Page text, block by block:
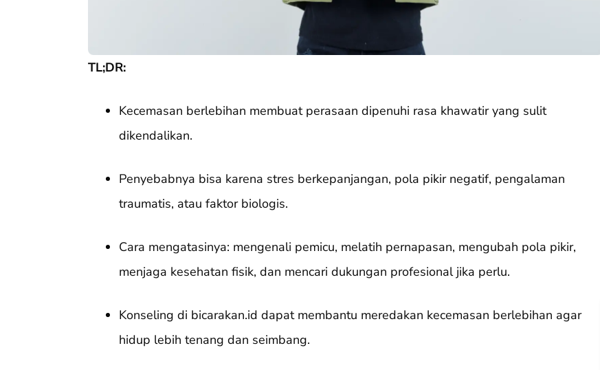
TL;DR:
Kecemasan berlebihan membuat perasaan dipenuhi rasa khawatir yang sulit
dikendalikan.
Penyebabnya bisa karena stres berkepanjangan, pola pikir negatif, pengalaman
traumatis, atau faktor biologis.
Cara mengatasinya: mengenali pemicu, melatih pernapasan, mengubah pola pikir,
menjaga kesehatan fisik, dan mencari dukungan profesional jika perlu.
Konseling di bicarakan.id dapat membantu meredakan kecemasan berlebihan agar
hidup lebih tenang dan seimbang.